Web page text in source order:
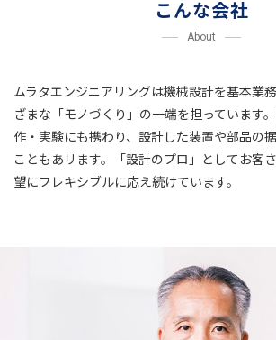
こんな会社
About
ムラタエンジニアリングは機械設計を基本業
ざまな「モノづくり」の一端を担っています。
作・実験にも携わり、設計した装置や部品の
こともあリます。
「設計のプロ」としてお客
望にフレキシブルに応え続けています。